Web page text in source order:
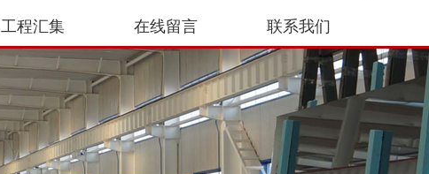
工程汇集 在线留言 联系我们